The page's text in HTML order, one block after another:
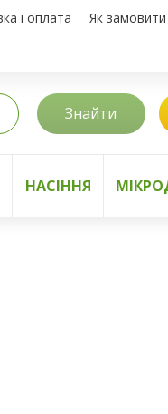
і оплата Як замовити
Знайти
НАСІННЯ